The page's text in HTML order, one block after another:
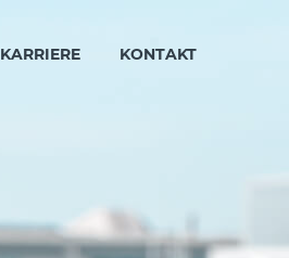
KARRIERE KONTAKT